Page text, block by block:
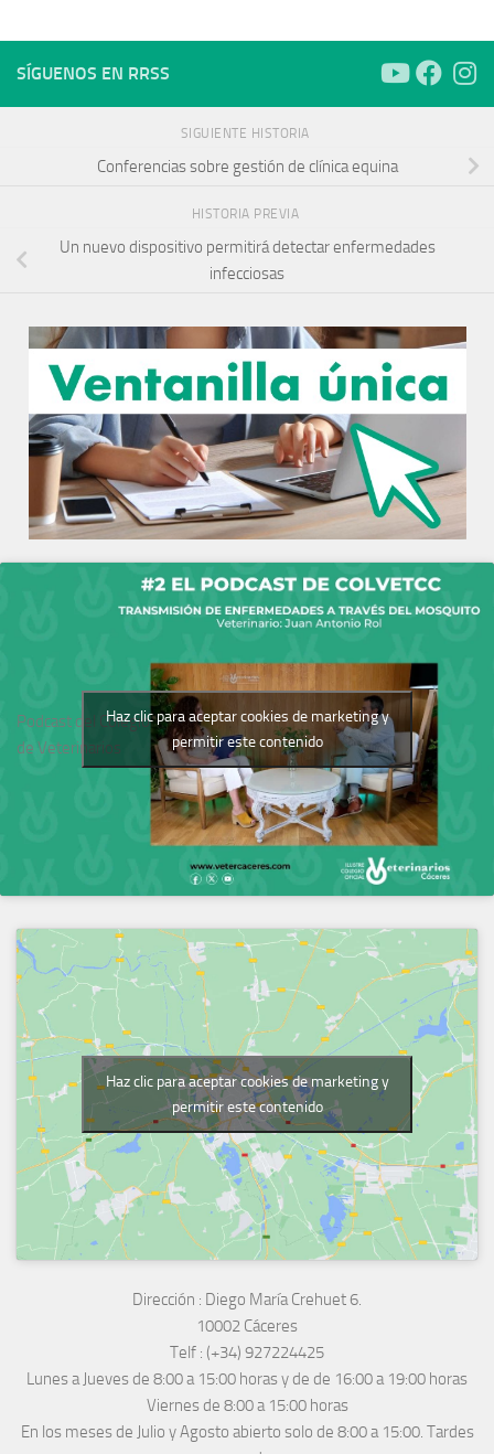
SÍGUENOS EN RRSS
SIGUIENTE HISTORIA
Conferencias sobre gestión de clínica equina
HISTORIA PREVIA
Un nuevo dispositivo permitirá detectar enfermedades
infecciosas
Podcast del Colegio
de Veterinarios
Haz clic para aceptar cookies de marketing y
permitir este contenido
Haz clic para aceptar cookies de marketing y
permitir este contenido
Dirección : Diego María Crehuet 6.
10002 Cáceres
Telf : (+34) 927224425
Lunes a Jueves de 8:00 a 15:00 horas y de de 16:00 a 19:00 horas
Viernes de 8:00 a 15:00 horas
En los meses de Julio y Agosto abierto solo de 8:00 a 15:00. Tardes